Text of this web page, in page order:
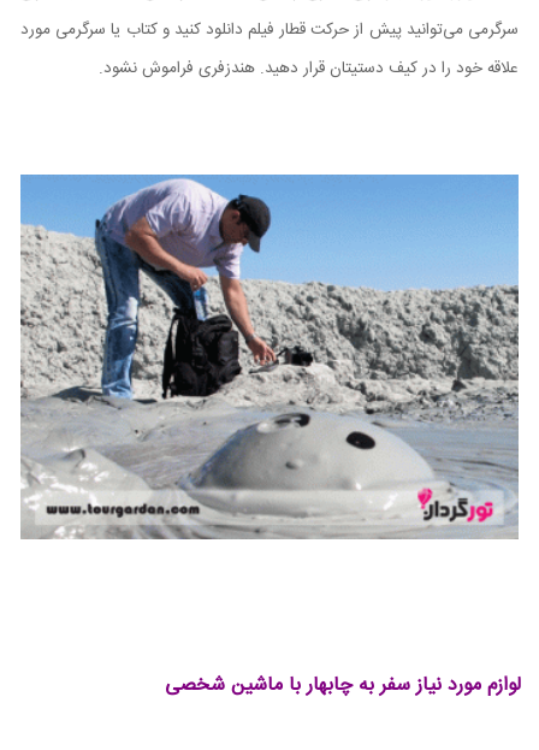
سرگرمی می‌توانید پیش از حرکت قطار فیلم دانلود کنید و کتاب یا سرگرمی مورد
علاقه خود را در کیف دستیتان قرار دهید. هندزفری فراموش نشود.
لوازم مورد نیاز سفر به چابهار با ماشین شخصی